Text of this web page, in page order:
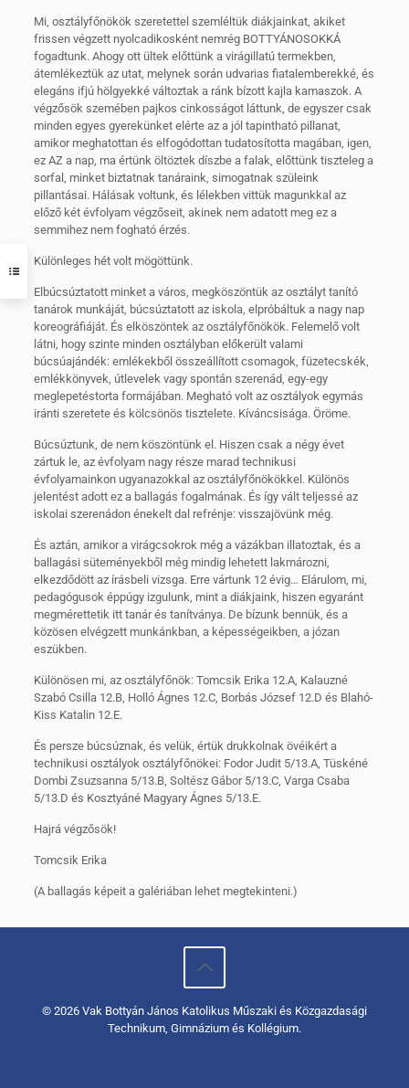
Mi, osztályfőnökök szeretettel szemléltük diákjainkat, akiket
frissen végzett nyolcadikosként nemrég BOTTYÁNOSOKKÁ
fogadtunk. Ahogy ott ültek előttünk a virágillatú termekben,
átemlékeztük az utat, melynek során udvarias fiatalemberekké, és
elegáns ifjú hölgyekké változtak a ránk bízott kajla kamaszok. A
végzősök szemében pajkos cinkosságot láttunk, de egyszer csak
minden egyes gyerekünket elérte az a jól tapintható pillanat,
amikor meghatottan és elfogódottan tudatosította magában, igen,
ez AZ a nap, ma értünk öltöztek díszbe a falak, előttünk tiszteleg a
sorfal, minket biztatnak tanáraink, simogatnak szüleink
pillantásai. Hálásak voltunk, és lélekben vittük magunkkal az
előző két évfolyam végzőseit, akinek nem adatott meg ez a
semmihez nem fogható érzés.
Különleges hét volt mögöttünk.
Elbúcsúztatott minket a város, megköszöntük az osztályt tanító
tanárok munkáját, búcsúztatott az iskola, elpróbáltuk a nagy nap
koreográfiáját. És elköszöntek az osztályfőnökök. Felemelő volt
látni, hogy szinte minden osztályban előkerült valami
búcsúajándék: emlékekből összeállított csomagok, füzetecskék,
emlékkönyvek, útlevelek vagy spontán szerenád, egy-egy
meglepetéstorta formájában. Megható volt az osztályok egymás
iránti szeretete és kölcsönös tisztelete. Kíváncsisága. Öröme.
Búcsúztunk, de nem köszöntünk el. Hiszen csak a négy évet
zártuk le, az évfolyam nagy része marad technikusi
évfolyamainkon ugyanazokkal az osztályfőnökökkel. Különös
jelentést adott ez a ballagás fogalmának. És így vált teljessé az
iskolai szerenádon énekelt dal refrénje: visszajövünk még.
És aztán, amikor a virágcsokrok még a vázákban illatoztak, és a
ballagási süteményekből még mindig lehetett lakmározni,
elkezdődött az írásbeli vizsga. Erre vártunk 12 évig… Elárulom, mi,
pedagógusok éppúgy izgulunk, mint a diákjaink, hiszen egyaránt
megmérettetik itt tanár és tanítványa. De bízunk bennük, és a
közösen elvégzett munkánkban, a képességeikben, a józan
eszükben.
Különösen mi, az osztályfőnök: Tomcsik Erika 12.A, Kalauzné
Szabó Csilla 12.B, Holló Ágnes 12.C, Borbás József 12.D és Blahó-
Kiss Katalin 12.E.
És persze búcsúznak, és velük, értük drukkolnak övéikért a
technikusi osztályok osztályfőnökei: Fodor Judit 5/13.A, Tüskéné
Dombi Zsuzsanna 5/13.B, Soltész Gábor 5/13.C, Varga Csaba
5/13.D és Kosztyáné Magyary Ágnes 5/13.E.
Hajrá végzősök!
Tomcsik Erika
(A ballagás képeit a galériában lehet megtekinteni.)
© 2026 Vak Bottyán János Katolikus Műszaki és Közgazdasági
Technikum, Gimnázium és Kollégium.